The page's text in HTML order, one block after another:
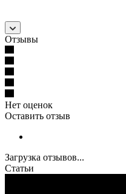
Отзывы
Нет оценок
Оставить отзыв
Загрузка отзывов...
Статьи